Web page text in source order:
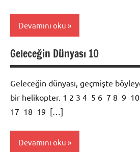
Devamını oku
Foto
Galeri
Geleceğin Dünyası 10
Geleceğin dünyası, geçmişte
bir helikopter. 1 2 3 4 5 6 7 8 9
17 18 19 […]
Devamını oku